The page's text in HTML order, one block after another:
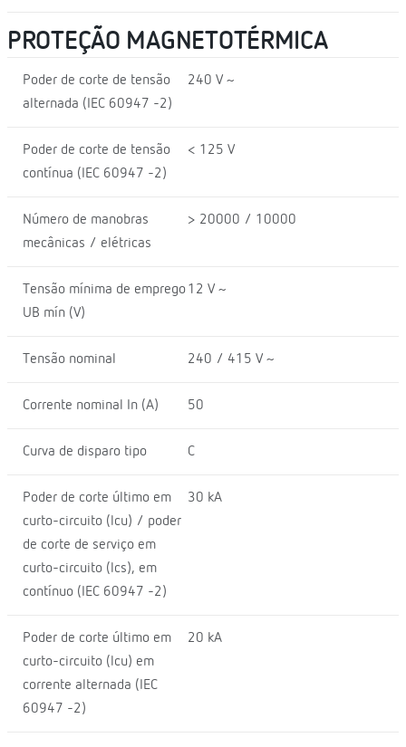
PROTEÇÃO MAGNETOTÉRMICA
Poder de corte de tensão
alternada (IEC 60947 -2)
240 V ~
Poder de corte de tensão
contínua (IEC 60947 -2)
< 125 V
Número de manobras
mecânicas / elétricas
> 20000 / 10000
Tensão mínima de emprego
UB mín (V)
12 V ~
Tensão nominal 240 / 415 V ~
Corrente nominal In (A) 50
Curva de disparo tipo C
Poder de corte último em
curto-circuito (lcu) / poder
de corte de serviço em
curto-circuito (lcs), em
contínuo (IEC 60947 -2)
30 kA
Poder de corte último em
curto-circuito (lcu) em
corrente alternada (IEC
60947 -2)
20 kA